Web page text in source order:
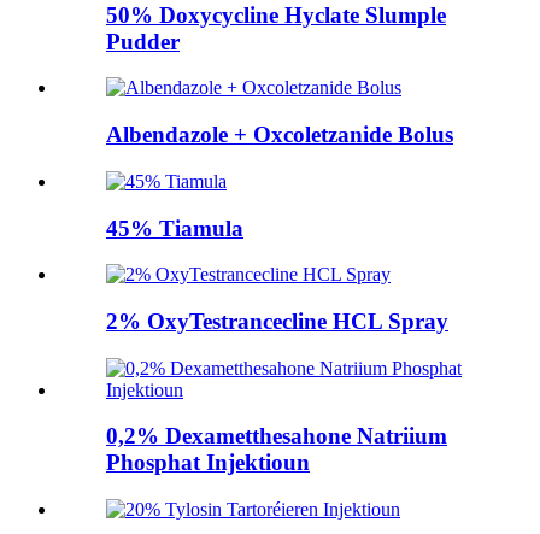
50% Doxycycline Hyclate Slumple
Pudder
Albendazole + Oxcoletzanide Bolus
45% Tiamula
2% OxyTestrancecline HCL Spray
0,2% Dexametthesahone Natriium
Phosphat Injektioun